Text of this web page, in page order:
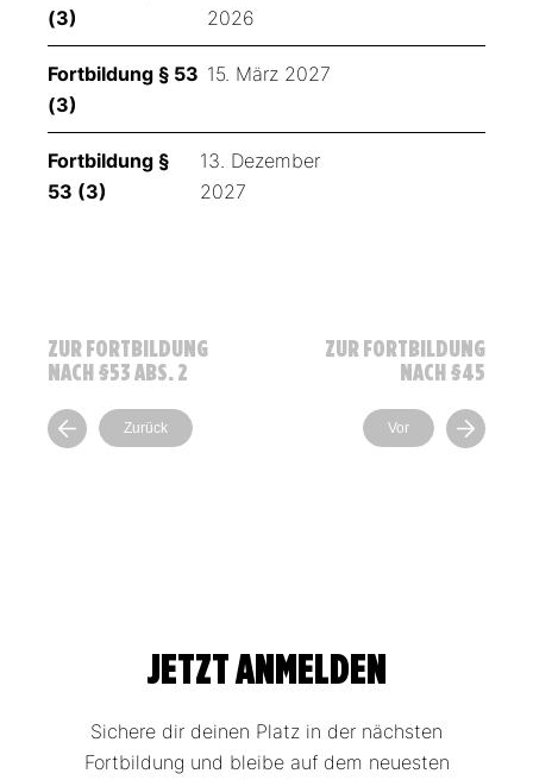
(3)
2026
Fortbildung § 53
(3)
15. März 2027
Fortbildung §
53 (3)
13. Dezember
2027
ZUR FORTBILDUNG
NACH §53 ABS. 2
Zurück
ZUR FORTBILDUNG
NACH §45
Vor
JETZT ANMELDEN
Sichere dir deinen Platz in der nächsten
Fortbildung und bleibe auf dem neuesten